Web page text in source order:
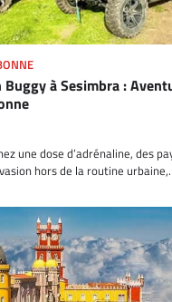
Buggy à Sesimbra :
une dose d’adrénaline, des
hors de la routine